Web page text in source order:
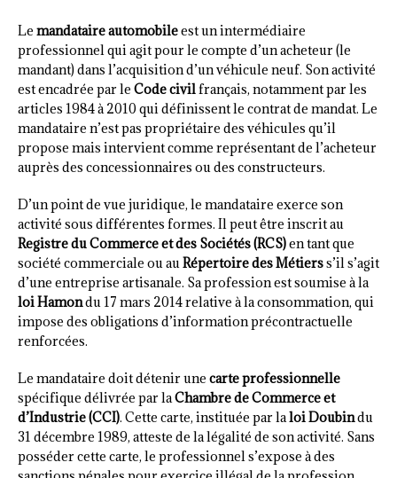
Le mandataire automobileest un intermédiaire
professionnel qui agit pour le compte d’un acheteur (le
mandant) dans l’acquisition d’un véhicule neuf. Son activité
est encadrée par le Code civilfrançais, notamment par les
articles 1984 à 2010 qui définissent le contrat de mandat. Le
mandataire n’est pas propriétaire des véhicules qu’il
propose mais intervient comme représentant de l’acheteur
auprès des concessionnaires ou des constructeurs.
D’un point de vue juridique, le mandataire exerce son
activité sous différentes formes. Il peut être inscrit au
Registre du Commerce et des Sociétés (RCS)en tant que
société commerciale ou auRépertoire des Métierss’il s’agit
d’une entreprise artisanale. Sa profession est soumise à la
loi Hamondu 17 mars 2014 relative à la consommation, qui
impose des obligations d’information précontractuelle
renforcées.
Le mandataire doit détenir une carte professionnelle
spécifique délivrée par laChambre de Commerce et
d’Industrie (CCI). Cette carte, instituée par laloi Doubindu
31 décembre 1989, atteste de la légalité de son activité. Sans
posséder cette carte, le professionnel s’expose à des